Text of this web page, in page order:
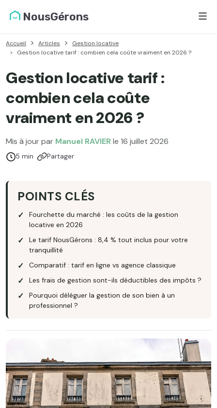
NousGérons
Accueil Articles
Gestion locative
Gestion locative tarif : combien cela coûte vraiment en 2026 ?
Gestion locative tarif :
combien cela coûte
vraiment en 2026 ?
Mis à jour par Manuel RAVIER le 16 juillet 2026
Temps de lecture :
5 min Partager
POINTS CLÉS
Fourchette du marché : les coûts de la gestion
locative en 2026
Le tarif NousGérons : 8,4 % tout inclus pour votre
tranquillité
Comparatif : tarif en ligne vs agence classique
Les frais de gestion sont-ils déductibles des impôts ?
Pourquoi déléguer la gestion de son bien à un
professionnel ?